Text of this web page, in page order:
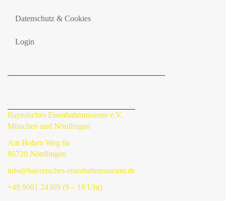
Datenschutz & Cookies
Login
Bayerisches Eisenbahnmuseum e.V.
München und Nördlingen
Am Hohen Weg 6a
86720 Nördlingen
info@bayerisches-eisenbahnmuseum.de
+49 9081 24309 (9 – 18 Uhr)